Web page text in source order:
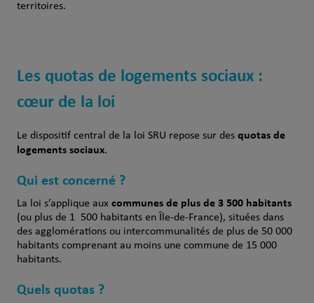
territoires.
Les quotas de logements sociaux :
cœur de la loi
Le dispositif central de la loi SRU repose sur des quotas de
logements sociaux.
Qui est concerné ?
La loi s’applique aux communes de plus de 3 500 habitants
(ou plus de 1 500 habitants en Île‑de‑France), situées dans
des agglomérations ou intercommunalités de plus de 50 000
habitants comprenant au moins une commune de 15 000
habitants.
Quels quotas ?